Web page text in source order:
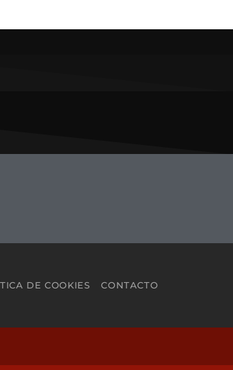
DE COOKIES CONTACTO